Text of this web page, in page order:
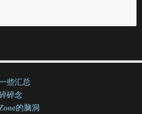
些汇总
碎念
的脑洞